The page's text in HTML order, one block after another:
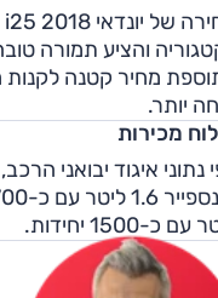
והציע תמורה
מחיר קטנה לקנות
יותר.
מכירות
כ-1500 יחידות.